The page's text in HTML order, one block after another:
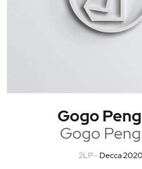
Gogo
Gogo
2LP -Decca 2020